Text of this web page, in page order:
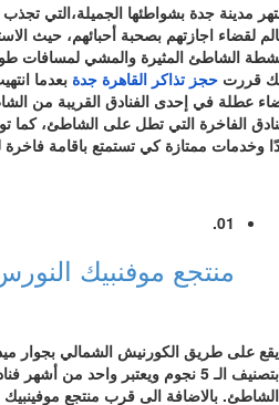
مدينة جدة بشواطئها الجميلة،التي
لقضاء اجازتهم بصحبة أحبائهم، حيث
الشاطئ المثيرة والمشي لمسافات
قررت حجز تذاكر القاهرة جدة بعدما
عطلة في إحدى الفنادق القريبة من
الفاخرة التي تطل على الشاطئ، كما
وخدمات ممتازة كي تستمتع باقامة
01.
منتجع موفنبيك
يقع على طريق الكورنيش الشمالي بجوار
بتصنيف الـ 5 نجوم ويعتبر واحد من